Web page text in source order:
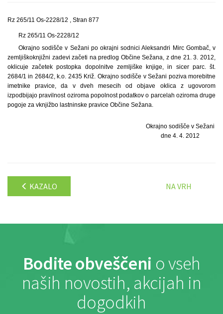
Rz 265/11 Os-2228/12 , Stran 877
Rz 265/11 Os-2228/12
Okrajno sodišče v Sežani po okrajni sodnici Aleksandri Mirc Gombač, v
zemljiško­knjižni zadevi začeti na predlog Občine Sežana, z dne 21. 3. 2012,
oklicuje začetek postopka dopolnitve zemljiške knjige, in sicer parc. št.
2684/1 in 2684/2, k.o. 2435 Križ. Okrajno sodišče v Sežani poziva morebitne
imetnike pravice, da v dveh mesecih od objave oklica z ugovorom
izpodbijajo pravilnost oziroma popolnost podatkov o parcelah oziroma druge
pogoje za vknjižbo lastninske pravice Občine Sežana.
Okrajno sodišče v Sežani
dne 4. 4. 2012
KAZALO NA VRH
Bodite obveščeni o vseh
naših novostih, akcijah in
dogodkih